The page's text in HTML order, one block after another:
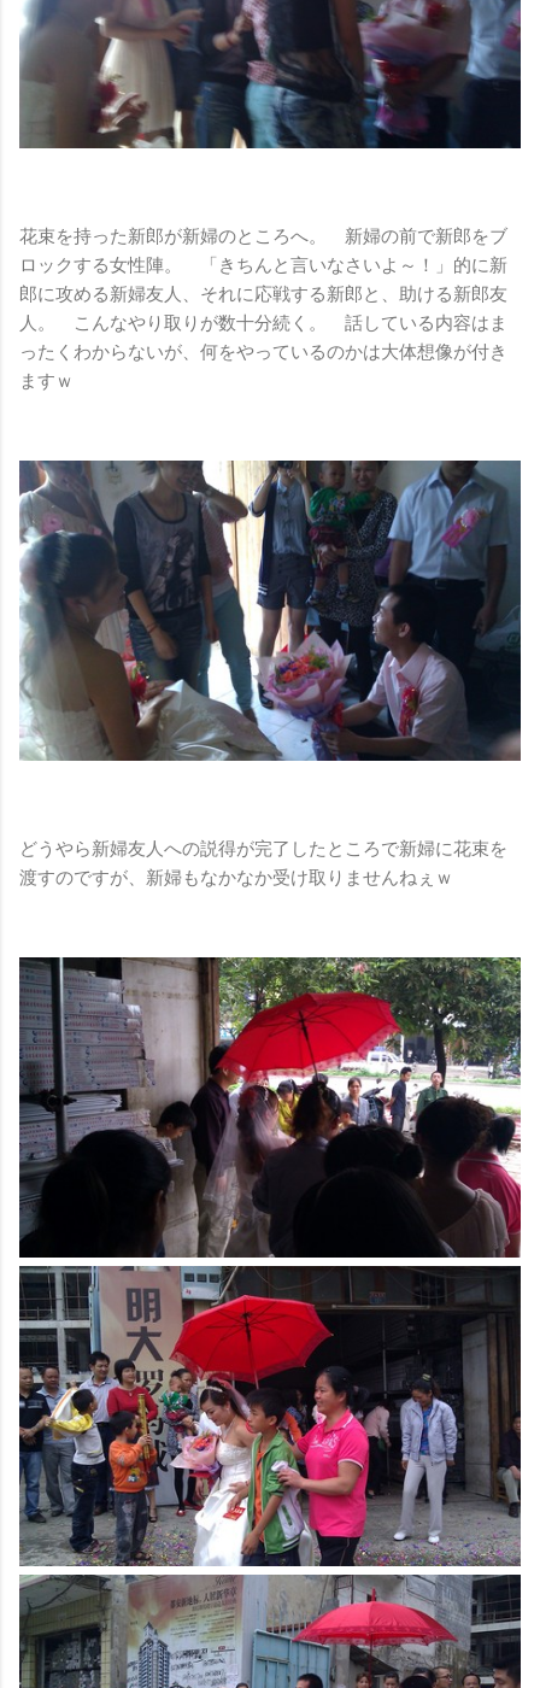
花束を持った新郎が新婦のところへ。 新婦の前で新郎をブ
ロックする女性陣。 「きちんと言いなさいよ～！」的に新
郎に攻める新婦友人、それに応戦する新郎と、助ける新郎友
人。 こんなやり取りが数十分続く。 話している内容はま
ったくわからないが、何をやっているのかは大体想像が付き
ますｗ
どうやら新婦友人への説得が完了したところで新婦に花束を
渡すのですが、新婦もなかなか受け取りませんねぇｗ